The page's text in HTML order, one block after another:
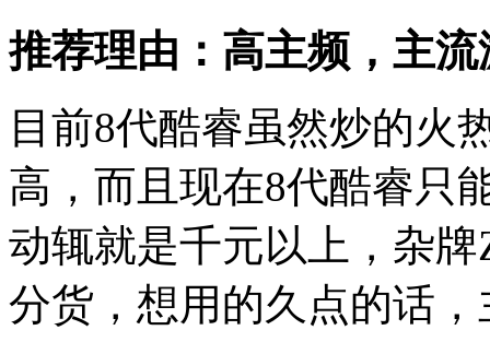
推荐理由：高主频，主
目前8代酷睿虽然炒的火
高，而且现在8代酷睿只
动辄就是千元以上，杂
分货，想用的久点的话